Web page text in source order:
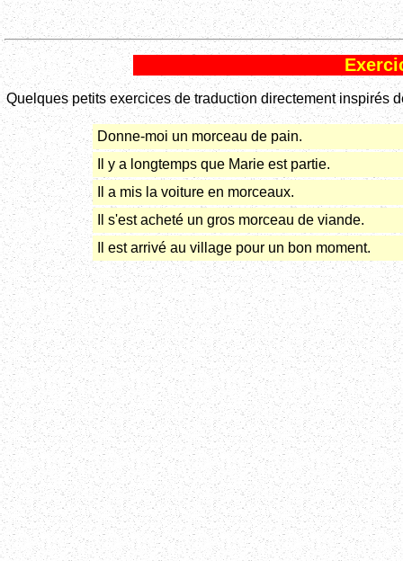
Quelques petits exercices de traduction directement inspirés
Donne-moi un morceau de pain.
Il y a longtemps que Marie est partie.
Il a mis la voiture en morceaux.
Il s'est acheté un gros morceau de viande.
Il est arrivé au village pour un bon moment.